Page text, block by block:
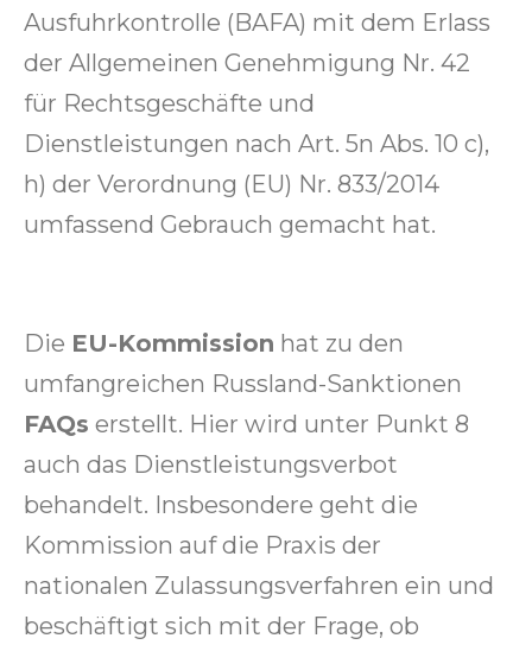
Ausfuhrkontrolle (BAFA) mit dem Erlass
der Allgemeinen Genehmigung Nr. 42
für Rechtsgeschäfte und
Dienstleistungen nach Art. 5n Abs. 10 c),
h) der Verordnung (EU) Nr. 833/2014
umfassend Gebrauch gemacht hat.
Die EU-Kommission hat zu den
umfangreichen Russland-Sanktionen
FAQs erstellt. Hier wird unter Punkt 8
auch das Dienstleistungsverbot
behandelt. Insbesondere geht die
Kommission auf die Praxis der
nationalen Zulassungsverfahren ein und
beschäftigt sich mit der Frage, ob